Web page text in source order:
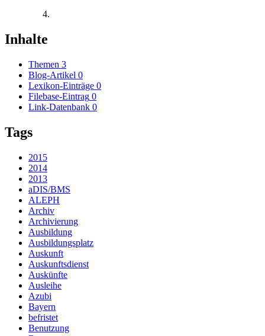
Inhalte
Themen 3
Blog-Artikel 0
Lexikon-Einträge 0
Filebase-Eintrag 0
Link-Datenbank 0
Tags
2015
2014
2013
aDIS/BMS
ALEPH
Archiv
Archivierung
Ausbildung
Ausbildungsplatz
Auskunft
Auskunftsdienst
Auskünfte
Ausleihe
Azubi
Bayern
befristet
Benutzung